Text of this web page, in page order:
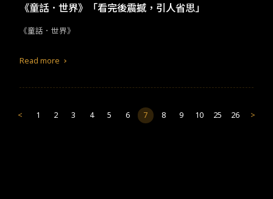
《童話．世界》「看完後震撼，引人省思」
​​《童話．世界》​
Read more
< 1 2 3 4 5 6 7 8 9 10 25 26 >